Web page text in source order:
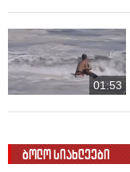
01:53
ბოლო სიახლეები